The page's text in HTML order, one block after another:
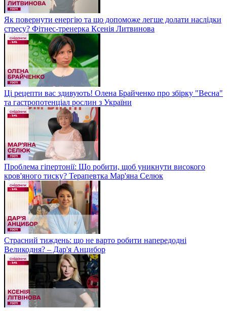
Як повернути енергію та що допоможе легше долати наслідки
стресу? Фітнес-тренерка Ксенія Литвинова
Ці рецепти вас здивують! Олена Брайченко про збірку "Весна"
та гастропотенціал рослин з України
Проблема гіпертонії: Що робити, щоб уникнути високого
кров'яного тиску? Терапевтка Мар'яна Селюк
Страсний тиждень: що не варто робити напередодні
Великодня? – Дар'я Анцибор